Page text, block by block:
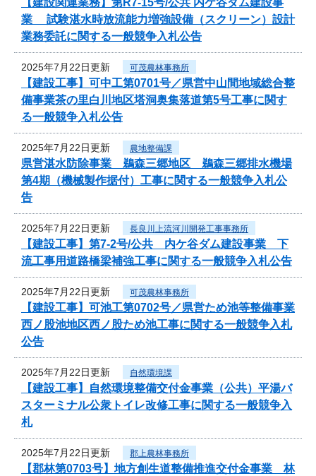
業 試験湛水時放流能力増強設備（スクリーン）設計
業務委託に関する一般競争入札公告
2025年7月22日更新 可茂農林事務所
【建設工事】可中工第0701号／県営中山間地域総合整
備事業茶の里白川地区塔洞奥集落道第5号工事に関す
る一般競争入札公告
2025年7月22日更新 農地整備課
県営湛水防除事業 鵜森三郷地区 鵜森三郷排水機場
第4期（機械製作据付）工事に関する一般競争入札公
告
2025年7月22日更新 長良川上流河川開発工事事務所
【建設工事】第7-2号/公共 内ケ谷ダム建設事業 下
流工事用道路橋梁補強工事に関する一般競争入札公告
2025年7月22日更新 可茂農林事務所
【建設工事】可池工第0702号／県営ため池等整備事業
西ノ股池地区西ノ股ため池工事に関する一般競争入札
公告
2025年7月22日更新 自然環境課
【建設工事】自然環境整備交付金事業（公共）平湯バ
スターミナル公衆トイレ改修工事に関する一般競争入
札
2025年7月22日更新 郡上農林事務所
【郡林第0703号】地方創生道整備推進交付金事業 林